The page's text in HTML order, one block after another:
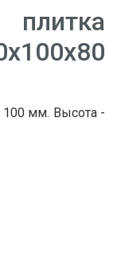
мм. Высота -